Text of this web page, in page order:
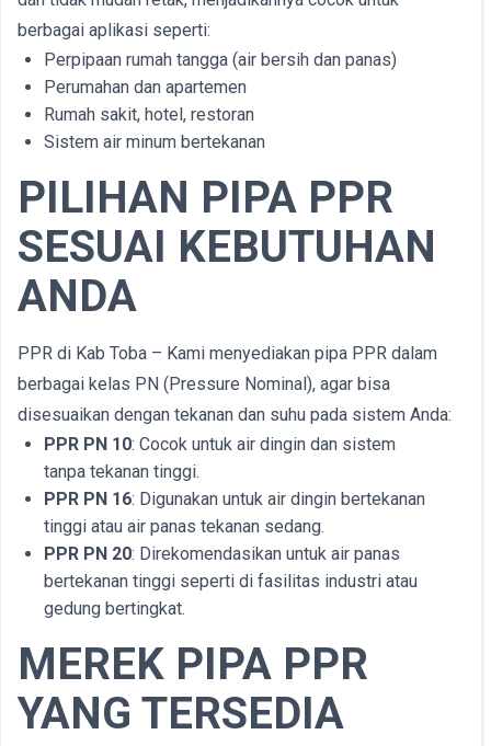
berbagai aplikasi seperti:
Perpipaan rumah tangga (air bersih dan panas)
Perumahan dan apartemen
Rumah sakit, hotel, restoran
Sistem air minum bertekanan
PILIHAN PIPA PPR
SESUAI KEBUTUHAN
ANDA
PPR di Kab Toba – Kami menyediakan pipa PPR dalam
berbagai kelas PN (Pressure Nominal), agar bisa
disesuaikan dengan tekanan dan suhu pada sistem Anda:
PPR PN 10: Cocok untuk air dingin dan sistem
tanpa tekanan tinggi.
PPR PN 16: Digunakan untuk air dingin bertekanan
tinggi atau air panas tekanan sedang.
PPR PN 20: Direkomendasikan untuk air panas
bertekanan tinggi seperti di fasilitas industri atau
gedung bertingkat.
MEREK PIPA PPR
YANG TERSEDIA